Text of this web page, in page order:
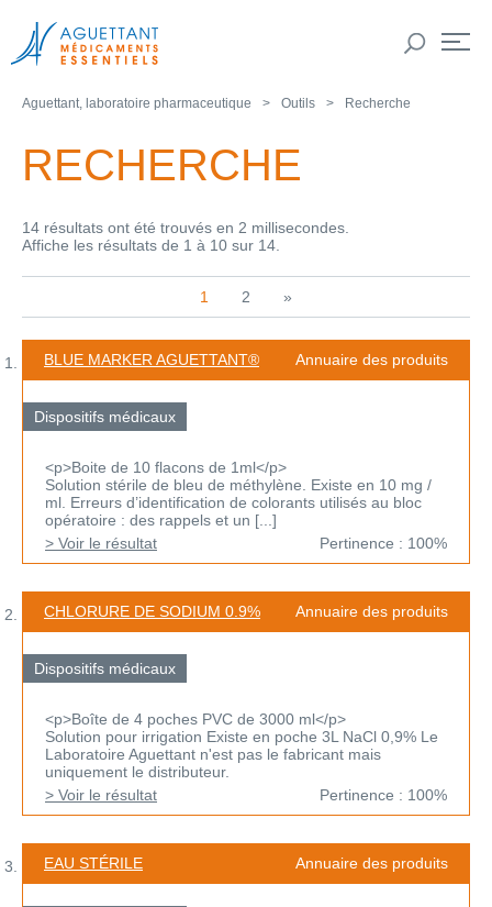
Aguettant, laboratoire pharmaceutique Outils Recherche
RECHERCHE
14 résultats ont été trouvés en 2 millisecondes.
Affiche les résultats de 1 à 10 sur 14.
1 2 »
BLUE MARKER AGUETTANT® Annuaire des produits
Dispositifs médicaux
<p>Boite de 10 flacons de 1ml</p>
Solution stérile de bleu de méthylène. Existe en 10 mg /
ml. Erreurs d’identification de colorants utilisés au bloc
opératoire : des rappels et un [...]
> Voir le résultat
Pertinence : 100%
CHLORURE DE SODIUM 0.9% Annuaire des produits
Dispositifs médicaux
<p>Boîte de 4 poches PVC de 3000 ml</p>
Solution pour irrigation Existe en poche 3L NaCl 0,9% Le
Laboratoire Aguettant n'est pas le fabricant mais
uniquement le distributeur.
> Voir le résultat
Pertinence : 100%
EAU STÉRILE Annuaire des produits